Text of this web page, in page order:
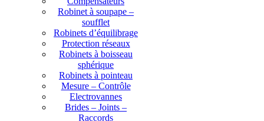
Robinet à soupape –
soufflet
Robinets d’équilibrage
Protection réseaux
Robinets à boisseau
sphérique
Robinets à pointeau
Mesure – Contrôle
Electrovannes
Brides – Joints –
Raccords